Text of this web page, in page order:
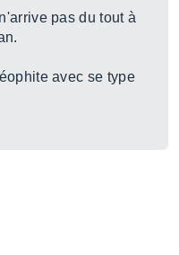
pas du tout à
avec se type